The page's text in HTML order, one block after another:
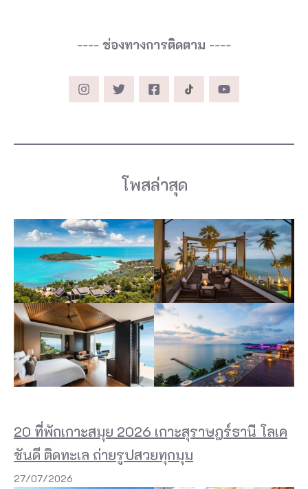
---- ช่องทางการติดตาม ----
โพสล่าสุด
20 ที่พักเกาะสมุย 2026 เกาะสุราษฎร์ธานี โลเค
ชันดี ติดทะเล ถ่ายรูปสวยทุกมุม
27/07/2026